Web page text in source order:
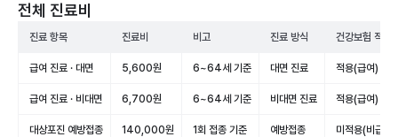
전체 진료비
진료 항목 진료비 비고 진료 방식 건강보험 적용
급여 진료 · 대면 5,600원 6~64세 기준 대면 진료 적용(급여)
급여 진료 · 비대면 6,700원 6~64세 기준 비대면 진료 적용(급여)
대상포진 예방접종 140,000원 1회 접종 기준 예방접종 미적용(비급여)